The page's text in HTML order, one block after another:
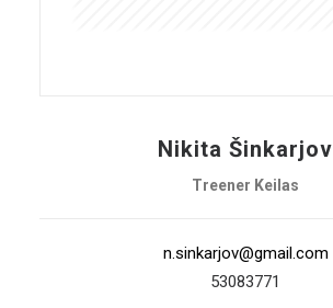
Nikita Šinkarjov
Treener Keilas
n.sinkarjov@gmail.com
53083771